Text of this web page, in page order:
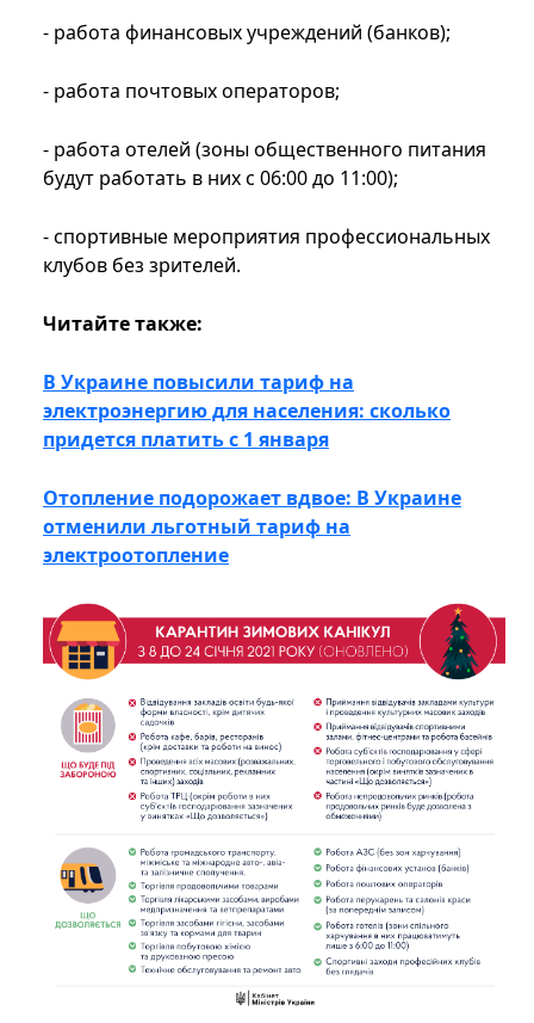
- работа финансовых учреждений (банков);
- работа почтовых операторов;
- работа отелей (зоны общественного питания
будут работать в них с 06:00 до 11:00);
- спортивные мероприятия профессиональных
клубов без зрителей.
Читайте также:
В Украине повысили тариф на
электроэнергию для населения: сколько
придется платить с 1 января
Отопление подорожает вдвое: В Украине
отменили льготный тариф на
электроотопление